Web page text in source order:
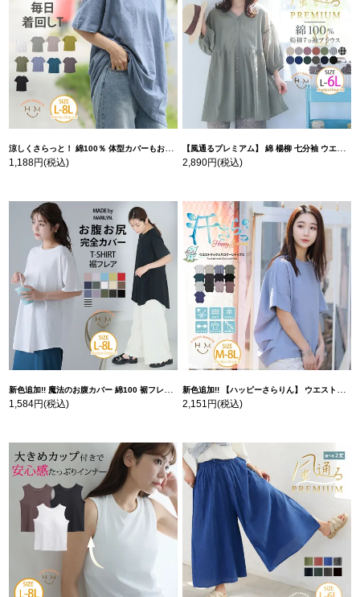
涼しくさらっと！ 綿100％ 体型カバーもお洒落も叶える 風合いコットン ゆるシルエット ドルマン | 大きいサイズの通販ならハッピーマリリン
1,188円(税込)
【風通るプレミアム】 綿 楊柳 七分袖 ウエストギャザー ブラウス | 大きいサイズの通販ならハッピーマリリン
2,890円(税込)
新色追加!! 魔法のお腹カバー 綿100 裾フレア Tシャツ | 大きいサイズの通販ならハッピーマリリン
1,584円(税込)
新色追加!! 【ハッピーさらりん】 ウエストタック入り スッキリ魅せ コクーントップス | 大きいサイズの通販ならハッピーマリリン
2,151円(税込)